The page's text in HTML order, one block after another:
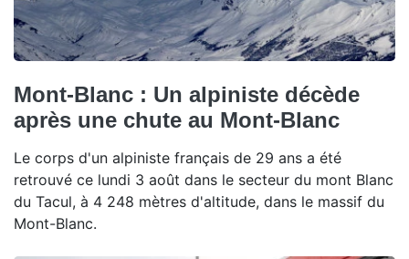
Mont-Blanc : Un alpiniste décède
après une chute au Mont-Blanc
Le corps d'un alpiniste français de 29 ans a été
retrouvé ce lundi 3 août dans le secteur du mont Blanc
du Tacul, à 4 248 mètres d'altitude, dans le massif du
Mont-Blanc.